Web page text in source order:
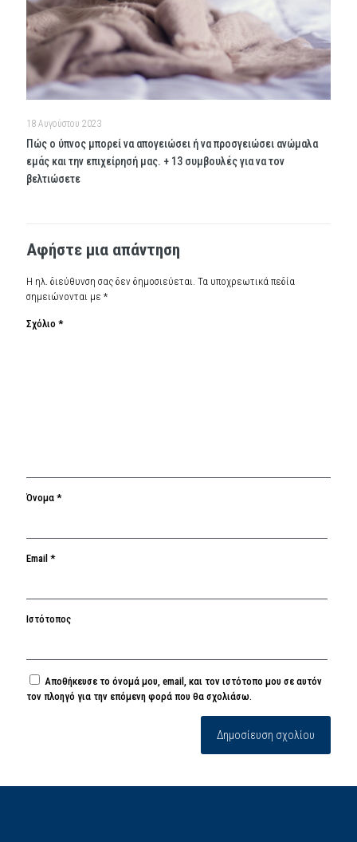
18 Αυγούστου 2023
Πώς ο ύπνος μπορεί να απογειώσει ή να προσγειώσει ανώμαλα
εμάς και την επιχείρησή μας. + 13 συμβουλές για να τον
βελτιώσετε
Αφήστε μια απάντηση
Η ηλ. διεύθυνση σας δεν δημοσιεύεται. Τα υποχρεωτικά πεδία
σημειώνονται με *
Σχόλιο *
Όνομα *
Email *
Ιστότοπος
Αποθήκευσε το όνομά μου, email, και τον ιστότοπο μου σε αυτόν
τον πλοηγό για την επόμενη φορά που θα σχολιάσω.